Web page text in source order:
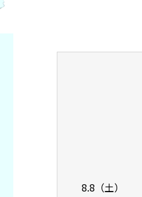
8.8（土）